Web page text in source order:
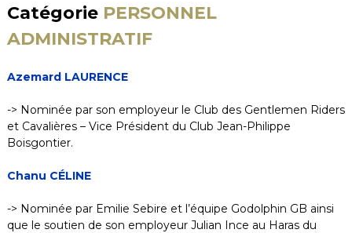
CatégoriePERSONNEL
ADMINISTRATIF
Azemard LAURENCE
-> Nominée par son employeur le Club des Gentlemen Riders
et Cavalières – Vice Président du Club Jean-Philippe
Boisgontier.
Chanu CÉLINE
-> Nominée par Emilie Sebire et l’équipe Godolphin GB ainsi
que le soutien de son employeur Julian Ince au Haras du